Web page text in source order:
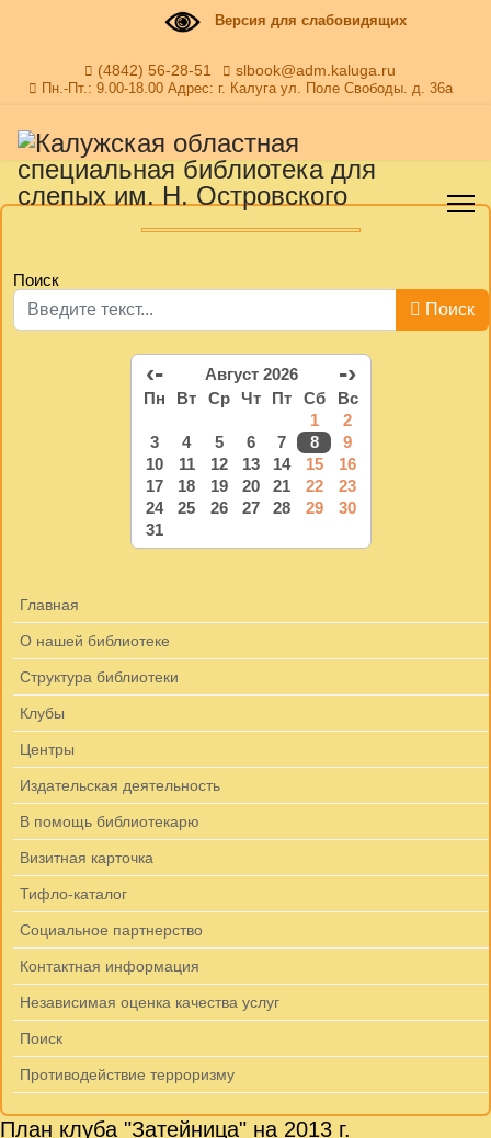
Версия для слабовидящих
(4842) 56-28-51 slbook@adm.kaluga.ru
Пн.-Пт.: 9.00-18.00 Адрес: г. Калуга ул. Поле Свободы. д. 36а
Поиск
Поиск
‹- Август 2026 -›
Пн Вт Ср Чт Пт Сб
Вс
1
2
3
4 5 6 7 8
9
10
11 12 13 14 15
16
17
18 19 20 21 22
23
24
25 26 27 28 29
30
31
Главная
О нашей библиотеке
Структура библиотеки
Клубы
Центры
Издательская деятельность
В помощь библиотекарю
Визитная карточка
Тифло-каталог
Социальное партнерство
Контактная информация
Независимая оценка качества услуг
Поиск
Противодействие терроризму
План клуба "Затейница" на 2013 г.